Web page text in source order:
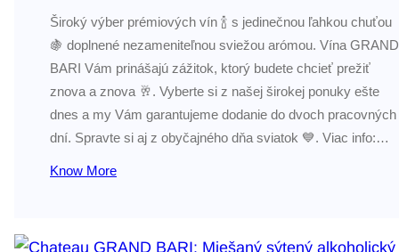
Široký výber prémiových vín 🍾 s jedinečnou ľahkou chuťou
🍇 doplnené nezameniteľnou sviežou arómou. Vína GRAND
BARI Vám prinášajú zážitok, ktorý budete chcieť prežiť
znova a znova 🥂. Vyberte si z našej širokej ponuky ešte
dnes a my Vám garantujeme dodanie do dvoch pracovných
dní. Spravte si aj z obyčajného dňa sviatok 💙. Viac info:…
Know More